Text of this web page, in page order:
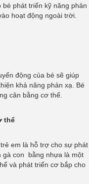
phát triển kỹ năng phản
hoạt động ngoài trời.
động của bé sẽ giúp
khả năng phản xạ. Bé
cân bằng cơ thể.
thể
em là hỗ trợ cho sự phát
gà con bằng nhựa là một
và phát triển cơ bắp cho